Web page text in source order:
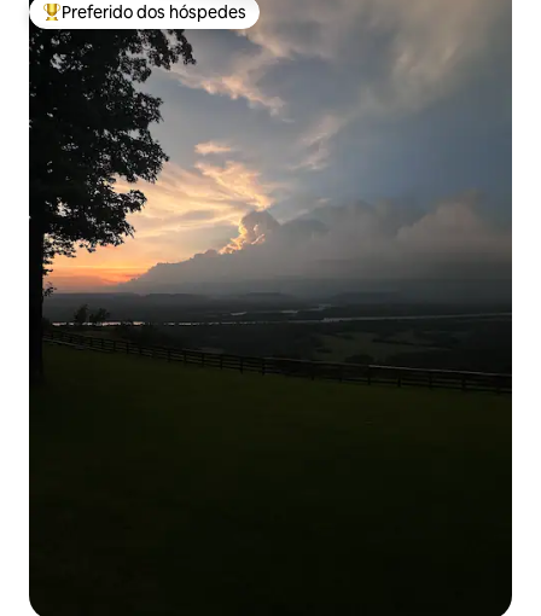
Entre os melhores preferidos dos hóspedes
Preferido dos hóspedes